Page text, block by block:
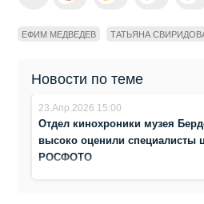
ЕФИМ МЕДВЕДЕВ ТАТЬЯНА
Новости по теме
23.Апр.2026 15:00
Отдел кинохроники музея
высоко оценили специалисты
РОСФОТО